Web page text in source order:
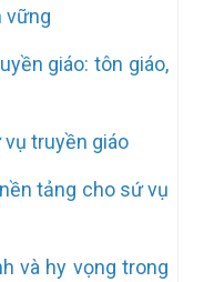
vững
giáo: tôn giáo,
vụ truyền giáo
tảng cho sứ vụ
và hy vọng trong